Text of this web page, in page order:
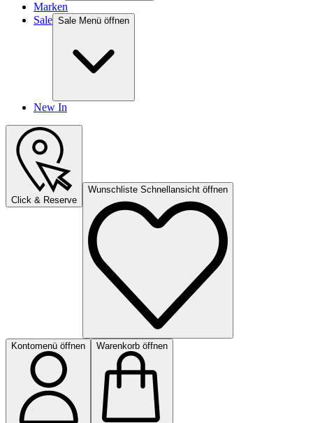
Marken
Sale Sale Menü öffnen
New In
Click & Reserve
Wunschliste Schnellansicht öffnen
Kontomenü öffnen Warenkorb öffnen